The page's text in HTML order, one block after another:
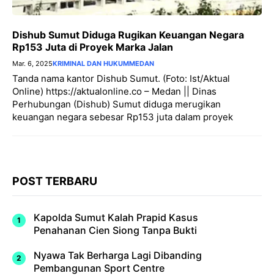
Dishub Sumut Diduga Rugikan Keuangan Negara
Rp153 Juta di Proyek Marka Jalan
Mar. 6, 2025KRIMINAL DAN HUKUMMEDAN
Tanda nama kantor Dishub Sumut. (Foto: Ist/Aktual
Online) https://aktualonline.co – Medan || Dinas
Perhubungan (Dishub) Sumut diduga merugikan
keuangan negara sebesar Rp153 juta dalam proyek
POST TERBARU
Kapolda Sumut Kalah Prapid Kasus
Penahanan Cien Siong Tanpa Bukti
Nyawa Tak Berharga Lagi Dibanding
Pembangunan Sport Centre